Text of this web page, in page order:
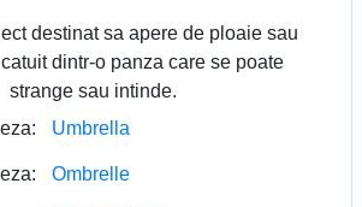
destinat sa apere de ploaie sau
dintr-o panza care se poate
strange sau intinde.
Umbrella
Ombrelle